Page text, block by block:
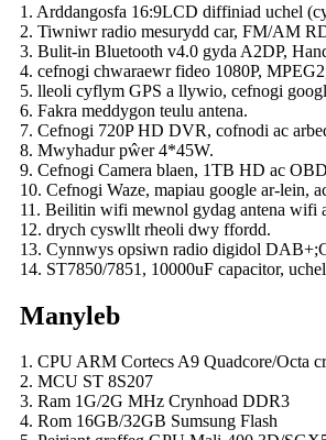
1. Arddangosfa 16:9LCD diffiniad uchel
2. Tiwniwr radio mesurydd car, FM/AM
3. Bulit-in Bluetooth v4.0 gyda A2DP,
4. cefnogi chwaraewr fideo 1080P,
5. lleoli cyflym GPS a llywio, cefnogi
6. Fakra meddygon teulu antena.
7. Cefnogi 720P HD DVR, cofnodi ac
8. Mwyhadur pŵer 4*45W.
9. Cefnogi Camera blaen, 1TB HD ac
10. Cefnogi Waze, mapiau google ar-lein,
11. Beilitin wifi mewnol gydag antena wifi
12. drych cyswllt rheoli dwy ffordd.
13. Cynnwys opsiwn radio digidol
14. ST7850/7851, 10000uF capacitor,
Manyleb
1. CPU ARM Cortecs A9 Quadcore/Octa
2. MCU ST 8S207
3. Ram 1G/2G MHz Crynhoad DDR3
4. Rom 16GB/32GB Sumsung Flash